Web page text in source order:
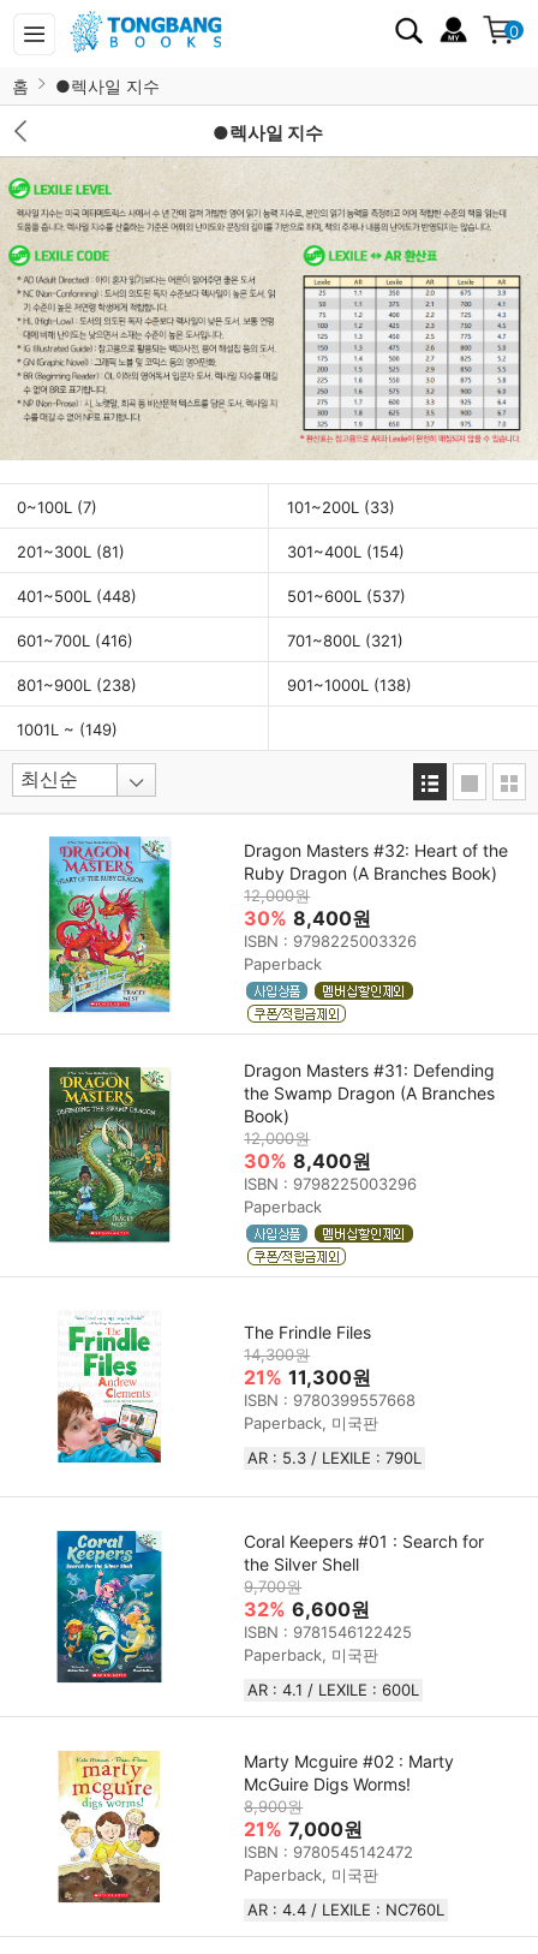
0
홈 ●렉사일 지수
●렉사일 지수
0~100L (7) 101~200L (33)
201~300L (81) 301~400L (154)
401~500L (448) 501~600L (537)
601~700L (416) 701~800L (321)
801~900L (238) 901~1000L (138)
1001L ~ (149)
Dragon Masters #32: Heart of the
Ruby Dragon (A Branches Book)
12,000원
30% 8,400원
ISBN : 9798225003326
Paperback
Dragon Masters #31: Defending
the Swamp Dragon (A Branches
Book)
12,000원
30% 8,400원
ISBN : 9798225003296
Paperback
The Frindle Files
14,300원
21% 11,300원
ISBN : 9780399557668
Paperback, 미국판
AR : 5.3 / LEXILE : 790L
Coral Keepers #01 : Search for
the Silver Shell
9,700원
32% 6,600원
ISBN : 9781546122425
Paperback, 미국판
AR : 4.1 / LEXILE : 600L
Marty Mcguire #02 : Marty
McGuire Digs Worms!
8,900원
21% 7,000원
ISBN : 9780545142472
Paperback, 미국판
AR : 4.4 / LEXILE : NC760L